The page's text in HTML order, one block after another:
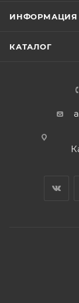
ИНФОРМАЦИЯ
КАТАЛОГ